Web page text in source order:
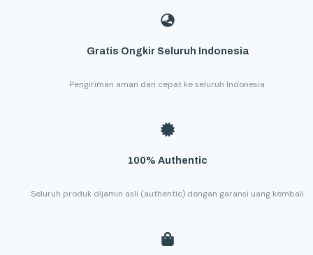
Gratis Ongkir Seluruh Indonesia
Pengiriman aman dan cepat ke seluruh Indonesia.
100% Authentic
Seluruh produk dijamin asli (authentic) dengan garansi uang kembali.